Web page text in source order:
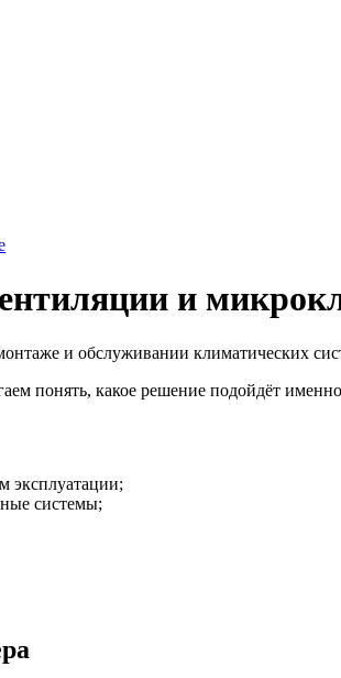
и
и обслуживании климатических
понять, какое решение подойдёт именно
эксплуатации;
системы;